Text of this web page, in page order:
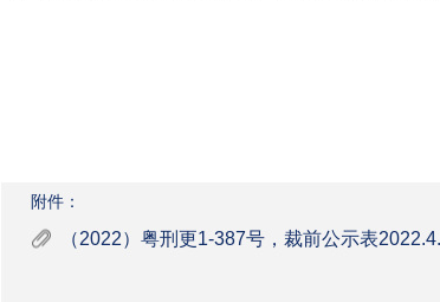
附件：
（2022）粤刑更1-387号，裁前公示表